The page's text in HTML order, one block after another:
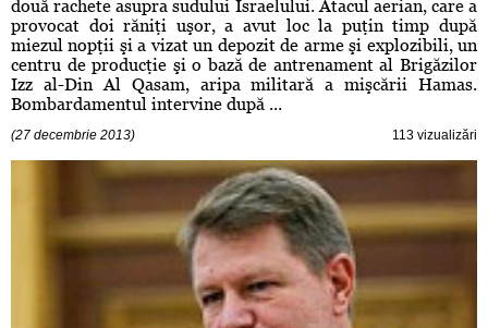
două rachete asupra sudului Israelului. Atacul aerian, care a
provocat doi răniţi uşor, a avut loc la puţin timp după
miezul nopţii şi a vizat un depozit de arme şi explozibili, un
centru de producţie şi o bază de antrenament al Brigăzilor
Izz al-Din Al Qasam, aripa militară a mişcării Hamas.
Bombardamentul intervine după ...
(27 decembrie 2013) 113 vizualizări